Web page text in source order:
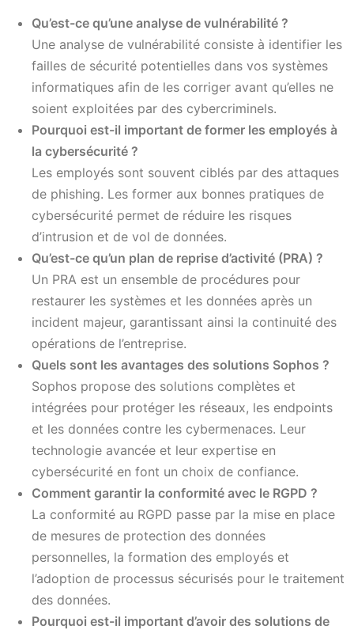
Qu’est-ce qu’une analyse de vulnérabilité ?
Une analyse de vulnérabilité consiste à identifier les
failles de sécurité potentielles dans vos systèmes
informatiques afin de les corriger avant qu’elles ne
soient exploitées par des cybercriminels.
Pourquoi est-il important de former les employés à
la cybersécurité ?
Les employés sont souvent ciblés par des attaques
de phishing. Les former aux bonnes pratiques de
cybersécurité permet de réduire les risques
d’intrusion et de vol de données.
Qu’est-ce qu’un plan de reprise d’activité (PRA) ?
Un PRA est un ensemble de procédures pour
restaurer les systèmes et les données après un
incident majeur, garantissant ainsi la continuité des
opérations de l’entreprise.
Quels sont les avantages des solutions Sophos ?
Sophos propose des solutions complètes et
intégrées pour protéger les réseaux, les endpoints
et les données contre les cybermenaces. Leur
technologie avancée et leur expertise en
cybersécurité en font un choix de confiance.
Comment garantir la conformité avec le RGPD ?
La conformité au RGPD passe par la mise en place
de mesures de protection des données
personnelles, la formation des employés et
l’adoption de processus sécurisés pour le traitement
des données.
Pourquoi est-il important d’avoir des solutions de